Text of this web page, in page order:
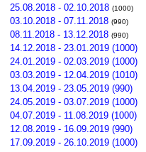
25.08.2018 - 02.10.2018 (1000)
03.10.2018 - 07.11.2018 (990)
08.11.2018 - 13.12.2018 (990)
14.12.2018 - 23.01.2019 (1000)
24.01.2019 - 02.03.2019 (1000)
03.03.2019 - 12.04.2019 (1010)
13.04.2019 - 23.05.2019 (990)
24.05.2019 - 03.07.2019 (1000)
04.07.2019 - 11.08.2019 (1000)
12.08.2019 - 16.09.2019 (990)
17.09.2019 - 26.10.2019 (1000)